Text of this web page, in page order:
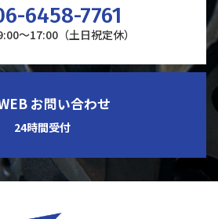
6458-7761
～17:00（土日祝定休）
お問い合わせ
24時間受付